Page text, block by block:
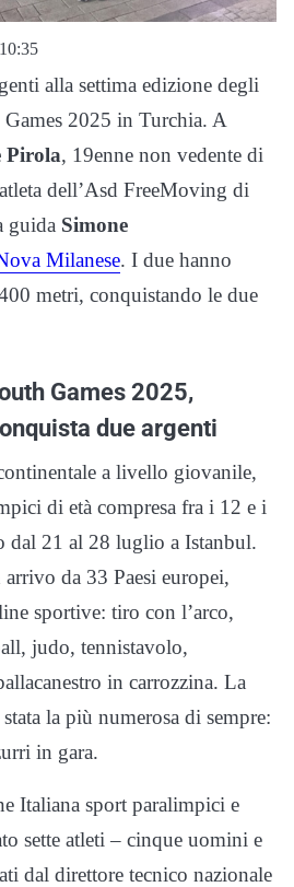
alla settima edizione degli
2025 in Turchia. A
Pirola, 19enne non vedente di
dell’Asd FreeMoving di
guida Simone
Milanese. I due hanno
metri, conquistando le due
Games 2025,
due argenti
a livello giovanile,
di età compresa fra i 12 e i
dal 21 al 28 luglio a Istanbul.
da 33 Paesi europei,
sportive: tiro con l’arco,
judo, tennistavolo,
in carrozzina. La
la più numerosa di sempre:
in gara.
Italiana sport paralimpici e
sette atleti – cinque uomini e
dal direttore tecnico nazionale